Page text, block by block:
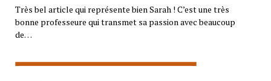
Très bel article qui représente bien Sarah ! C’est une très
bonne professeure qui transmet sa passion avec beaucoup
de…